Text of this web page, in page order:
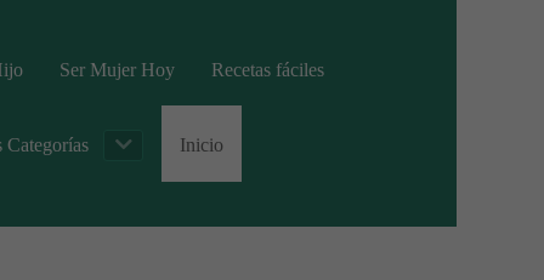
Ser Mujer Hoy Recetas fáciles
Categorías Inicio